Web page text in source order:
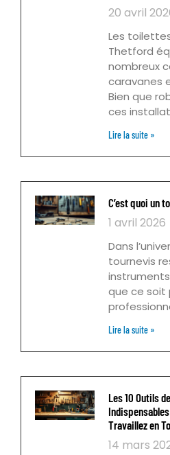
20 avril
Les
Thetford
nombreux
caravanes
Bien que
ces
Lire la suite »
C’est quoi un
1 avril 2026
Dans
tournevis
que ce soit
Lire la suite »
Les 10 Outils
Travaillez en
14 mars